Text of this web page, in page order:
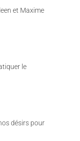
et Maxime
le
désirs pour